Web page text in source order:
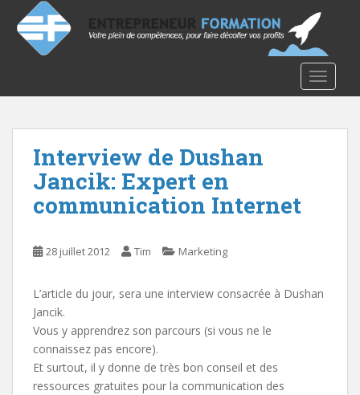
o
Interview de Dushan
Jancik: Expert en
communication Internet
28 juillet 2012 Tim Marketing
L’article du jour, sera une interview consacrée à Dushan
Jancik.
Vous y apprendrez son parcours (si vous ne le
connaissez pas encore).
Et surtout, il y donne de très bon conseil et des
ressources gratuites pour la communication des